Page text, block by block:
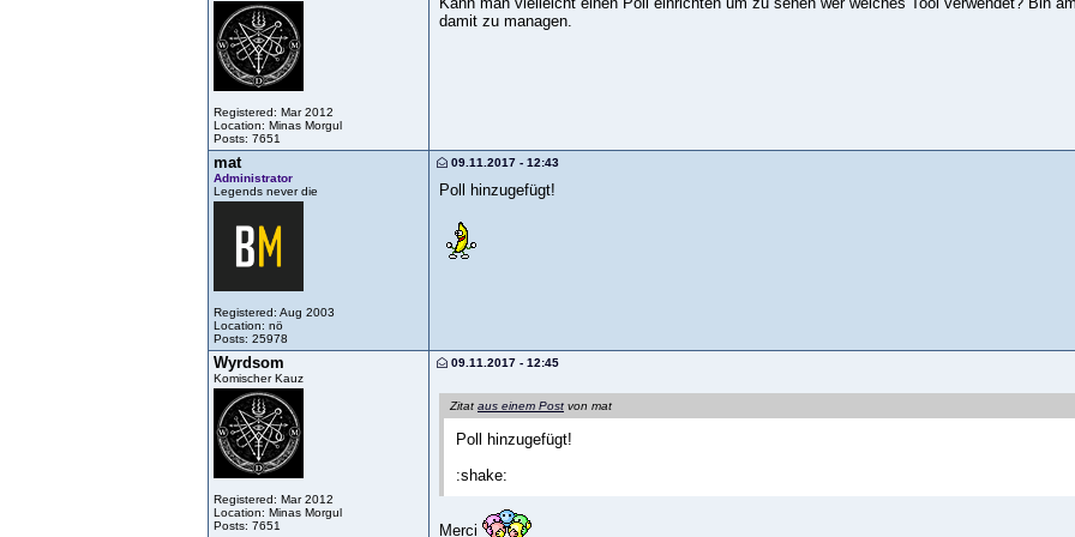
Registered: Mar 2012
Location: Minas Morgul
Posts: 7651
damit zu managen.
mat
Administrator
Legends never die
Registered: Aug 2003
Location: nö
Posts: 25978
09.11.2017 - 12:43
Poll hinzugefügt!
Wyrdsom
Komischer Kauz
Registered: Mar 2012
Location: Minas Morgul
Posts: 7651
09.11.2017 - 12:45
Zitat aus einem Post von mat
Poll hinzugefügt!
:shake:
Merci